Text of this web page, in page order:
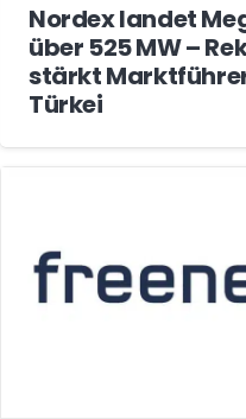
Nordex landet
über 525 MW –
stärkt
Türkei